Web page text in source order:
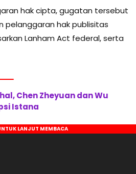
hak cipta, gugatan tersebut
pelanggaran hak publisitas
Lanham Act federal, serta
Chen Zheyuan dan Wu
Istana